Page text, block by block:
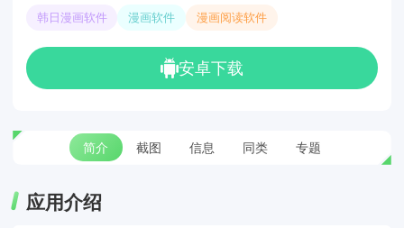
韩日漫画软件 漫画软件 漫画阅读软件
安卓下载
简介 截图 信息 同类 专题
应用介绍